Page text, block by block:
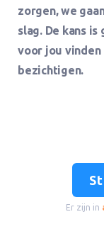
zorgen, we
slag. De kans
voor jou vinden
bezichtigen.
Er zijn in